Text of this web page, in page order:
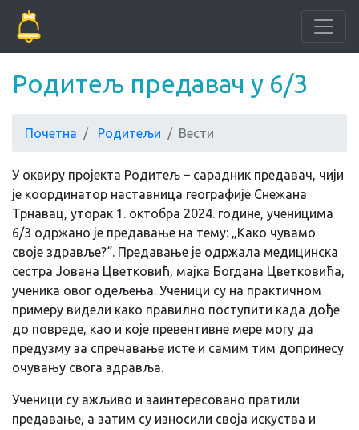
Родитељ предавач у 6/3
Почетна Родитељи Вести
У оквиру пројекта Родитељ – сарадник предавач, чији
је координатор наставница географије Снежана
Трнавац, уторак 1. октобра 2024. године, ученицима
6/3 одржано је предавање на тему: „Како чувамо
своје здравље?“. Предавање је одржала медицинска
сестра Јована Цветковић, мајка Богдана Цветковића,
ученика овог одељења. Ученици су на практичном
примеру видели како правилно поступити када дође
до повреде, као и које превентивне мере могу да
предузму за спречавање исте и самим тим допринесу
очувању свога здравља.
Ученици су ажљиво и заинтересовано пратили
предавање, а затим су износили своја искуства и